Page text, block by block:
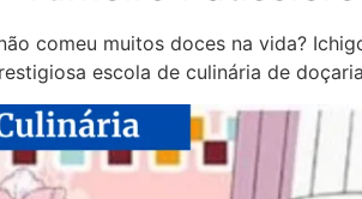
comeu muitos doces na vida?
escola de culinária de